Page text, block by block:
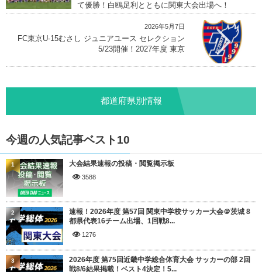
て優勝！白鴎足利とともに関東大会出場へ！
2026年5月7日
FC東京U-15むさし ジュニアユース セレクション
5/23開催！2027年度 東京
都道府県別情報
今週の人気記事ベスト10
大会結果速報の投稿・閲覧掲示板
3588
1
速報！2026年度 第57回 関東中学校サッカー大会＠茨城 8
都県代表16チーム出場、1回戦8...
1276
2
2026年度 第75回近畿中学総合体育大会 サッカーの部 2回
戦8/6結果掲載！ベスト4決定！5...
3